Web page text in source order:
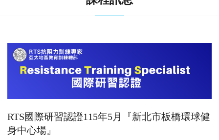
RTS國際研習認證115年5月『新北市板橋環球健
身中心場』